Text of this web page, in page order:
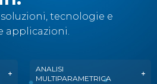
tecnologie e
applicazioni.
ANALISI
MULTIPARAMETRICA